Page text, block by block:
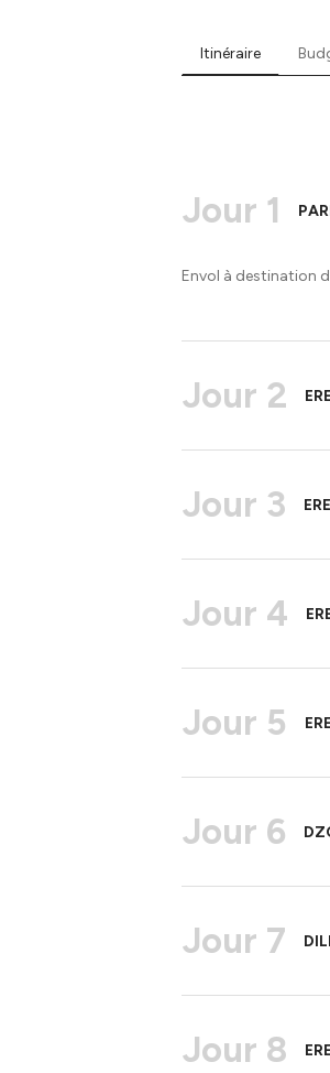
Itinéraire
Jour 1
Envol à destination
Jour 2
Jour 3
Jour 4
Jour 5
Jour 6
Jour 7
Jour 8